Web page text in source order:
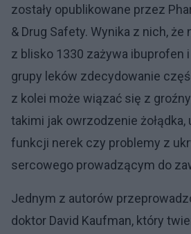
zostały opublikowane przez
& Drug Safety. Wynika z nich, że
z blisko 1330 zażywa ibuprofen
grupy leków zdecydowanie
z kolei może wiązać się z
takimi jak owrzodzenie żołądka,
funkcji nerek czy problemy z
sercowego prowadzącym do
Jednym z autorów
doktor David Kaufman, który